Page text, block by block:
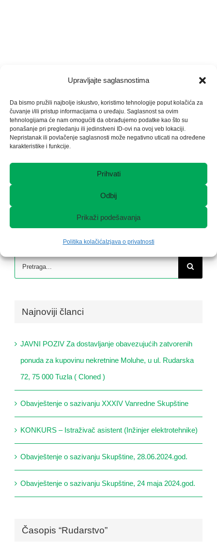
Upravljajte saglasnostima
Da bismo pružili najbolje iskustvo, koristimo tehnologije poput kolačića za
čuvanje i/ili pristup informacijama o uređaju. Saglasnost sa ovim
tehnologijama će nam omogućiti da obrađujemo podatke kao što su
ponašanje pri pregledanju ili jedinstveni ID-ovi na ovoj veb lokaciji.
Nepristanak ili povlačenje saglasnosti može negativno uticati na određene
karakteristike i funkcije.
Prihvati
Odbij
Prikaži podešavanja
Politika kolačićaIzjava o privatnosti
dostavljanje
obavezujućih
zatvorenih ponuda za
kupovinu nekretnine
sazivanju XXXIV
Vanredne Skupštine
1 Novembra, 2024
Search
for:
Najnoviji članci
JAVNI POZIV Za dostavljanje obavezujućih zatvorenih
ponuda za kupovinu nekretnine Moluhe, u ul. Rudarska
72, 75 000 Tuzla ( Cloned )
Obavještenje o sazivanju XXXIV Vanredne Skupštine
KONKURS – Istraživač asistent (Inžinjer elektrotehnike)
Obavještenje o sazivanju Skupštine, 28.06.2024.god.
Obavještenje o sazivanju Skupštine, 24 maja 2024.god.
Časopis “Rudarstvo”